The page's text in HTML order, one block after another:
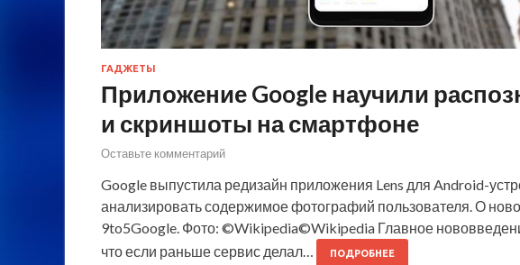
ГАДЖЕТЫ
Приложение Google научили
и скриншоты на смартфоне
Оставьте комментарий
Google выпустила редизайн приложения Lens для Android-
анализировать содержимое фотографий пользователя. О
9to5Google. Фото: ©Wikipedia©Wikipedia Главное
что если раньше сервис делал…
ПОДРОБНЕЕ